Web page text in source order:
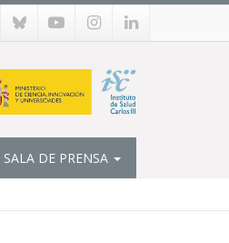
SALA DE PRENSA